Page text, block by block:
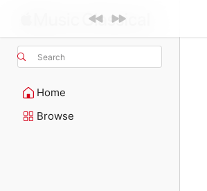
Search
Home
Browse